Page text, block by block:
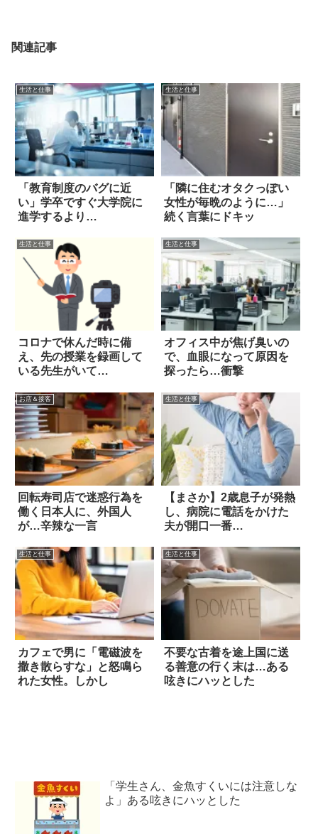
関連記事
生活と仕事
「教育制度のバグに近
い」学卒ですぐ大学院に
進学するより…
生活と仕事
「隣に住むオタクっぽい
女性が毎晩のように…」
続く言葉にドキッ
生活と仕事
コロナで休んだ時に備
え、先の授業を録画して
いる先生がいて…
生活と仕事
オフィス中が焦げ臭いの
で、血眼になって原因を
探ったら…衝撃
お店＆接客
回転寿司店で迷惑行為を
働く日本人に、外国人
が…辛辣な一言
生活と仕事
【まさか】2歳息子が発熱
し、病院に電話をかけた
夫が開口一番…
生活と仕事
カフェで男に「電磁波を
撒き散らすな」と怒鳴ら
れた女性。しかし
生活と仕事
不要な古着を途上国に送
る善意の行く末は…ある
呟きにハッとした
「学生さん、金魚すくいには注意しな
よ」ある呟きにハッとした